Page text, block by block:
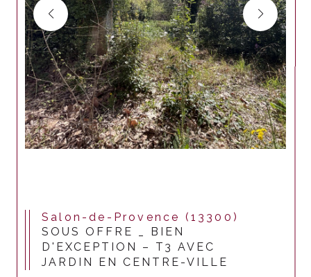
Salon-de-Provence (13300)
SOUS OFFRE _ BIEN
D'EXCEPTION – T3 AVEC
JARDIN EN CENTRE-VILLE